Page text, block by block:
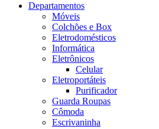
Departamentos
Móveis
Colchões e Box
Eletrodomésticos
Informática
Eletrônicos
Celular
Eletroportáteis
Purificador
Guarda Roupas
Cômoda
Escrivaninha